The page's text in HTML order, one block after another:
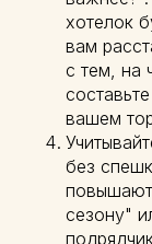
хотелок
вам
с тем, на
вашем
без
повышают
сезону"